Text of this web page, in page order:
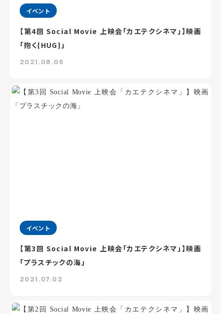
イベント
【第4回 Social Movie 上映会「カエテクシネマ」】映画
「抱く{HUG}」
2021.08.06
イベント
【第3回 Social Movie 上映会「カエテクシネマ」】映画
「プラスチックの海」
2021.07.02